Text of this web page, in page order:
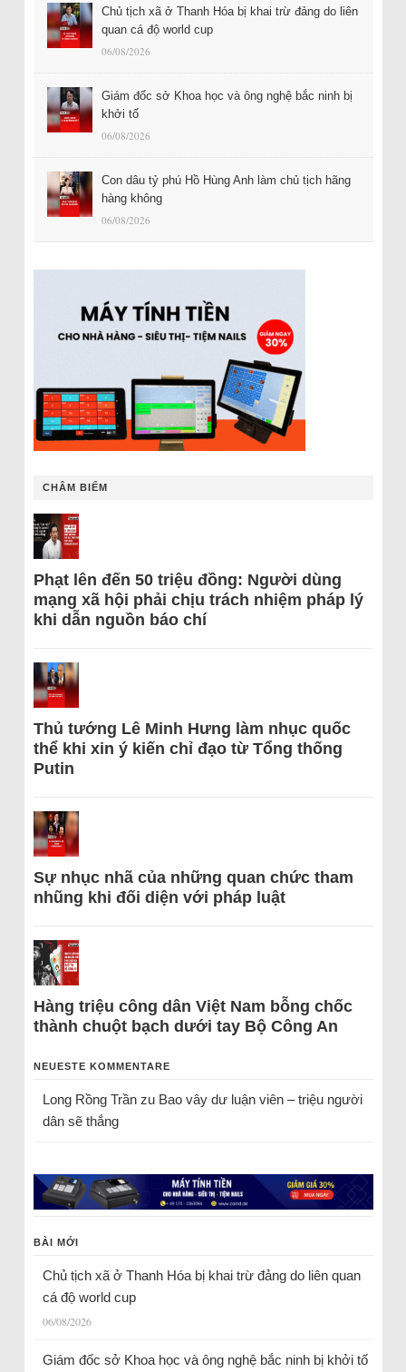
Chủ tịch xã ở Thanh Hóa bị khai trừ đảng do liên
quan cá độ world cup
06/08/2026
Giám đốc sở Khoa học và ông nghệ bắc ninh bị
khởi tố
06/08/2026
Con dâu tỷ phú Hồ Hùng Anh làm chủ tịch hãng
hàng không
06/08/2026
CHÂM BIẾM
Phạt lên đến 50 triệu đồng: Người dùng
mạng xã hội phải chịu trách nhiệm pháp lý
khi dẫn nguồn báo chí
Thủ tướng Lê Minh Hưng làm nhục quốc
thể khi xin ý kiến chỉ đạo từ Tổng thống
Putin
Sự nhục nhã của những quan chức tham
nhũng khi đối diện với pháp luật
Hàng triệu công dân Việt Nam bỗng chốc
thành chuột bạch dưới tay Bộ Công An
NEUESTE KOMMENTARE
Long Rồng Trầnzu Bao vây dư luận viên – triệu người
dân sẽ thắng
BÀI MỚI
Chủ tịch xã ở Thanh Hóa bị khai trừ đảng do liên quan
cá độ world cup
06/08/2026
Giám đốc sở Khoa học và ông nghệ bắc ninh bị khởi tố